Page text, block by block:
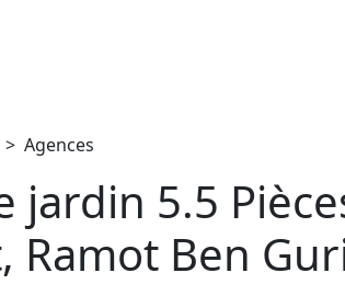
> Agences
jardin 5.5
Ramot Ben